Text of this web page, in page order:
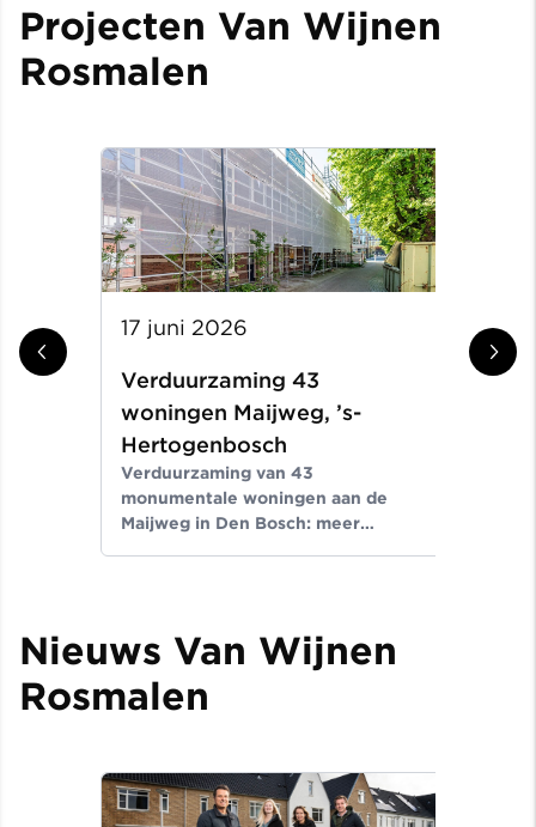
Projecten Van Wijnen
Rosmalen
17 juni 2026
Verduurzaming 43
woningen Maijweg, ’s-
Hertogenbosch
Verduurzaming van 43
monumentale woningen aan de
Maijweg in Den Bosch: meer
27
Nieuws Van Wijnen
Rosmalen